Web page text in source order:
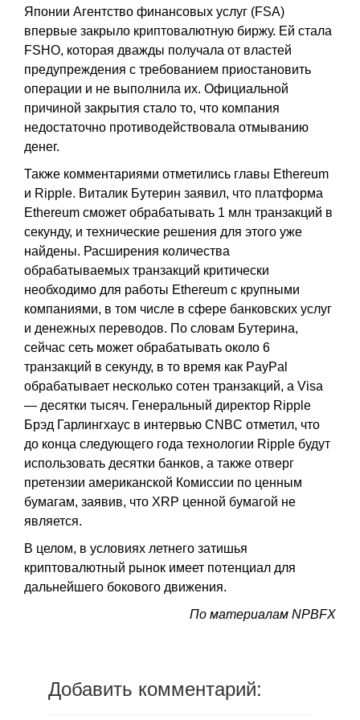
Японии Агентство финансовых услуг (FSA)
впервые закрыло криптовалютную биржу. Ей стала
FSHO, которая дважды получала от властей
предупреждения с требованием приостановить
операции и не выполнила их. Официальной
причиной закрытия стало то, что компания
недостаточно противодействовала отмыванию
денег.
Также комментариями отметились главы Ethereum
и Ripple. Виталик Бутерин заявил, что платформа
Ethereum сможет обрабатывать 1 млн транзакций в
секунду, и технические решения для этого уже
найдены. Расширения количества
обрабатываемых транзакций критически
необходимо для работы Ethereum с крупными
компаниями, в том числе в сфере банковских услуг
и денежных переводов. По словам Бутерина,
сейчас сеть может обрабатывать около 6
транзакций в секунду, в то время как PayPal
обрабатывает несколько сотен транзакций, а Visa
— десятки тысяч. Генеральный директор Ripple
Брэд Гарлингхаус в интервью CNBC отметил, что
до конца следующего года технологии Ripple будут
использовать десятки банков, а также отверг
претензии американской Комиссии по ценным
бумагам, заявив, что XRP ценной бумагой не
является.
В целом, в условиях летнего затишья
криптовалютный рынок имеет потенциал для
дальнейшего бокового движения.
По материалам NPBFX
Добавить комментарий: